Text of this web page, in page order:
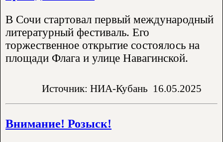
В Сочи стартовал первый международный
литературный фестиваль. Его
торжественное открытие состоялось на
площади Флага и улице Навагинской.
Источник: НИА-Кубань 16.05.2025
Внимание! Розыск!